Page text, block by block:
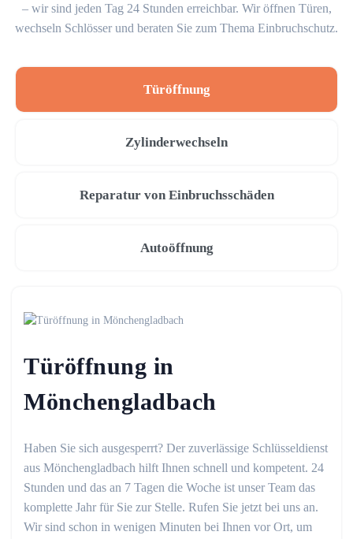
– wir sind jeden Tag 24 Stunden erreichbar. Wir öffnen Türen,
wechseln Schlösser und beraten Sie zum Thema Einbruchschutz.
Türöffnung
Zylinderwechseln
Reparatur von Einbruchsschäden
Autoöffnung
Türöffnung in
Mönchengladbach
Haben Sie sich ausgesperrt? Der zuverlässige Schlüsseldienst
aus Mönchengladbach hilft Ihnen schnell und kompetent. 24
Stunden und das an 7 Tagen die Woche ist unser Team das
komplette Jahr für Sie zur Stelle. Rufen Sie jetzt bei uns an.
Wir sind schon in wenigen Minuten bei Ihnen vor Ort, um